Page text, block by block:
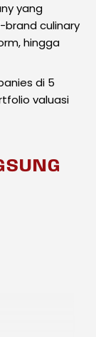
yang
brand culinary
hingga
di 5
valuasi